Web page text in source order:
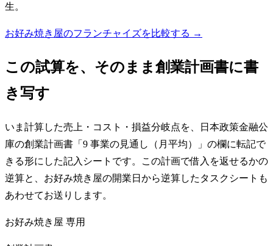
生。
お好み焼き屋のフランチャイズを比較する →
この試算を、そのまま創業計画書に書
き写す
いま計算した売上・コスト・損益分岐点を、日本政策金融公
庫の創業計画書「9 事業の見通し（月平均）」の欄に転記で
きる形にした記入シートです。この計画で借入を返せるかの
逆算と、お好み焼き屋の開業日から逆算したタスクシートも
あわせてお送りします。
お好み焼き屋 専用